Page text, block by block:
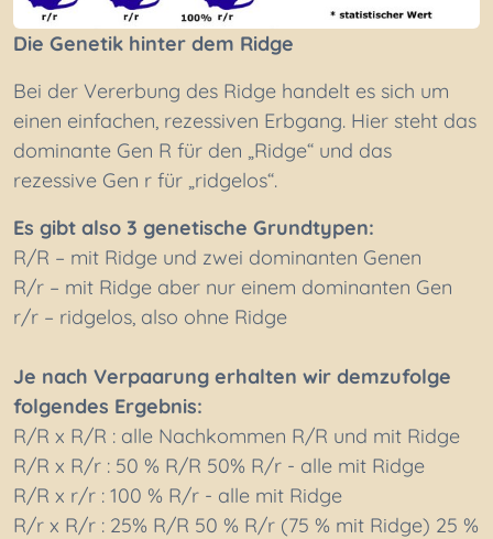
Die Genetik hinter dem Ridge
Bei der Vererbung des Ridge handelt es sich um
einen einfachen, rezessiven Erbgang. Hier steht das
dominante Gen R für den „Ridge“ und das
rezessive Gen r für „ridgelos“.
Es gibt also 3 genetische Grundtypen:
R/R – mit Ridge und zwei dominanten Genen
R/r – mit Ridge aber nur einem dominanten Gen
r/r – ridgelos, also ohne Ridge
Je nach Verpaarung erhalten wir demzufolge
folgendes Ergebnis:
R/R x R/R : alle Nachkommen R/R und mit Ridge
R/R x R/r : 50 % R/R 50% R/r - alle mit Ridge
R/R x r/r : 100 % R/r - alle mit Ridge
R/r x R/r : 25% R/R 50 % R/r (75 % mit Ridge) 25 %